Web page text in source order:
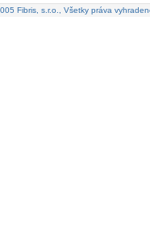
Fibris, s.r.o., Všetky práva